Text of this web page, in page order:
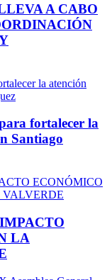
A CABO
fortalecer la
Santiago
LA